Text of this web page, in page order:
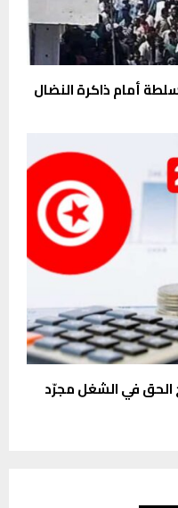
أمام ذاكرة النضال
: هل أصبح الحق في الشغل مجرّد